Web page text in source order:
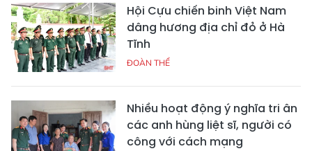
Hội Cựu chiến binh Việt Nam
dâng hương địa chỉ đỏ ở Hà
Tĩnh
ĐOÀN THỂ
Nhiều hoạt động ý nghĩa tri ân
các anh hùng liệt sĩ, người có
công với cách mạng